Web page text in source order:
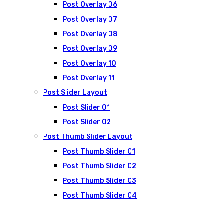
Post Overlay 06
Post Overlay 07
Post Overlay 08
Post Overlay 09
Post Overlay 10
Post Overlay 11
Post Slider Layout
Post Slider 01
Post Slider 02
Post Thumb Slider Layout
Post Thumb Slider 01
Post Thumb Slider 02
Post Thumb Slider 03
Post Thumb Slider 04